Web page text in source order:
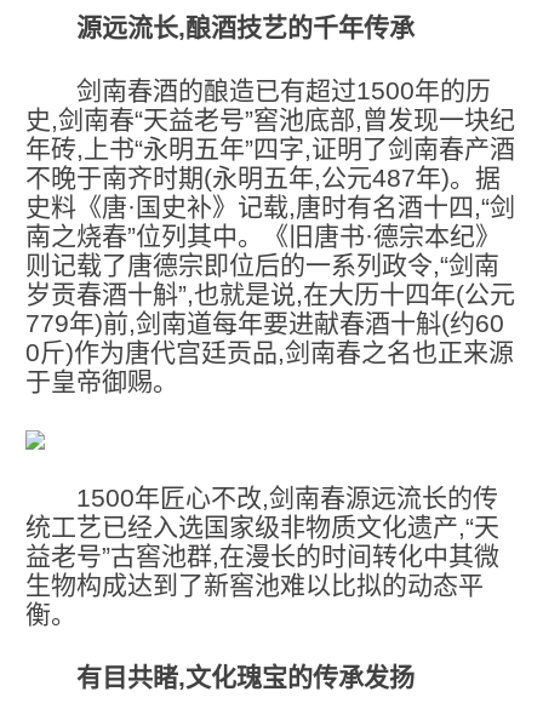
源远流长,酿酒技艺的千年传承
剑南春酒的酿造已有超过1500年的历
史,剑南春“天益老号”窖池底部,曾发现一块纪
年砖,上书“永明五年”四字,证明了剑南春产酒
不晚于南齐时期(永明五年,公元487年)。据
史料《唐·国史补》记载,唐时有名酒十四,“剑
南之烧春”位列其中。《旧唐书·德宗本纪》
则记载了唐德宗即位后的一系列政令,“剑南
岁贡春酒十斛”,也就是说,在大历十四年(公元
779年)前,剑南道每年要进献春酒十斛(约60
0斤)作为唐代宫廷贡品,剑南春之名也正来源
于皇帝御赐。
1500年匠心不改,剑南春源远流长的传
统工艺已经入选国家级非物质文化遗产,“天
益老号”古窖池群,在漫长的时间转化中其微
生物构成达到了新窖池难以比拟的动态平
衡。
有目共睹,文化瑰宝的传承发扬